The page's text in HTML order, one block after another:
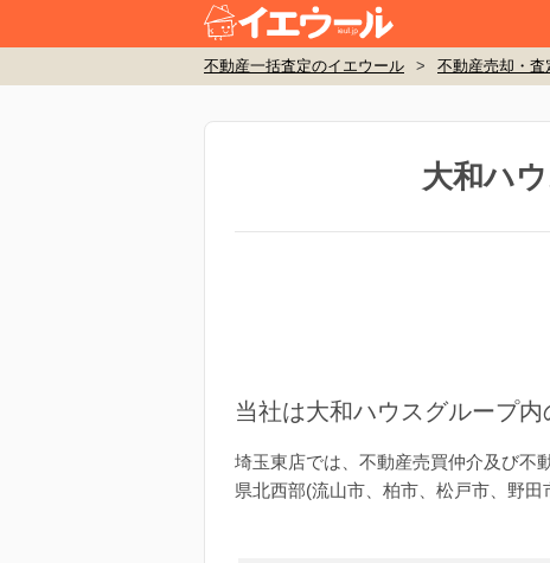
不動産一括査定のイエウール > 不動産売却・査
大和ハ
当社は大和ハウスグループ内
埼玉東店では、不動産売買仲介及び不
県北西部(流山市、柏市、松戸市、野